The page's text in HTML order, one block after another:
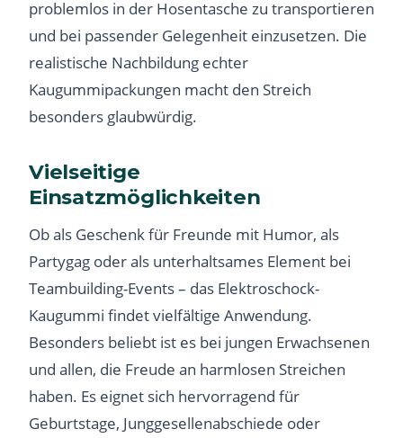
problemlos in der Hosentasche zu transportieren
und bei passender Gelegenheit einzusetzen. Die
realistische Nachbildung echter
Kaugummipackungen macht den Streich
besonders glaubwürdig.
Vielseitige
Einsatzmöglichkeiten
Ob als Geschenk für Freunde mit Humor, als
Partygag oder als unterhaltsames Element bei
Teambuilding-Events – das Elektroschock-
Kaugummi findet vielfältige Anwendung.
Besonders beliebt ist es bei jungen Erwachsenen
und allen, die Freude an harmlosen Streichen
haben. Es eignet sich hervorragend für
Geburtstage, Junggesellenabschiede oder